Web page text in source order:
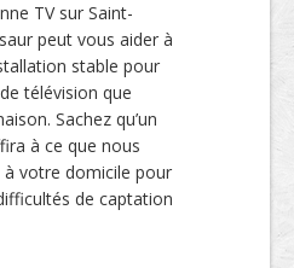
TV sur Saint-
peut vous aider à
stable pour
télévision que
Sachez qu’un
à ce que nous
votre domicile pour
de captation